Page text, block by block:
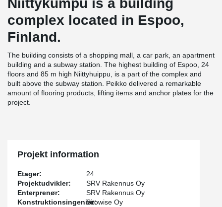
Niittykumpu is a building
complex located in Espoo,
Finland.
The building consists of a shopping mall, a car park, an apartment
building and a subway station. The highest building of Espoo, 24
floors and 85 m high Niittyhuippu, is a part of the complex and
built above the subway station. Peikko delivered a remarkable
amount of flooring products, lifting items and anchor plates for the
project.
Projekt information
Etager:
24
Projektudvikler:
SRV Rakennus Oy
Enterprenør:
SRV Rakennus Oy
Konstruktionsingeniør:Sitowise Oy